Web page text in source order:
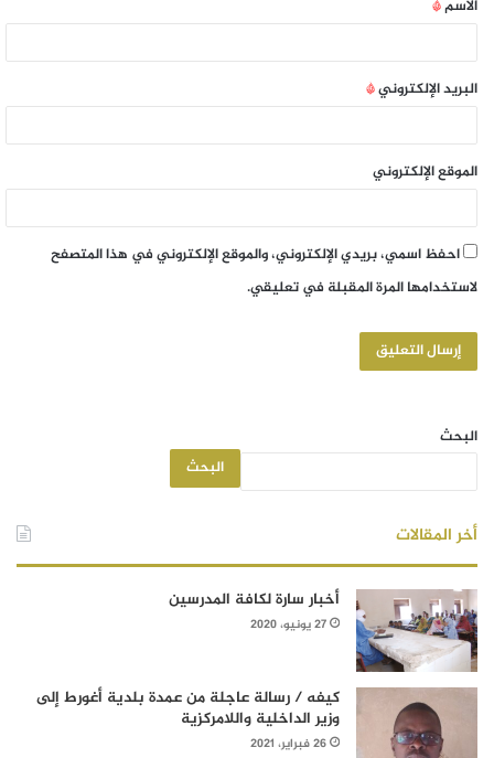
الاسم*
البريد الإلكتروني*
الموقع الإلكتروني
احفظ اسمي، بريدي الإلكتروني، والموقع الإلكتروني في هذا المتصفح
لاستخدامها المرة المقبلة في تعليقي.
البحث
البحث
أخر المقالات
أخبار سارة لكافة المدرسين
27 يونيو، 2020
كيفه / رسالة عاجلة من عمدة بلدية أغورط إلى
وزير الداخلية واللامركزية
26 فبراير، 2021